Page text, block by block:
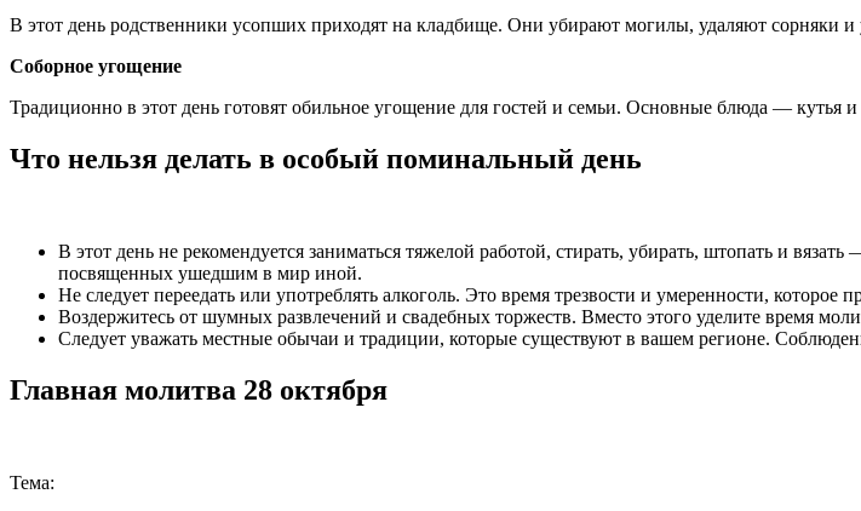
В этот день родственники усопших приходят на кладбище. Они убирают могилы, удаляют сорняки
Соборное угощение
Традиционно в этот день готовят обильное угощение для гостей и семьи. Основные блюда —
Что нельзя делать в особый поминальный день
В этот день не рекомендуется заниматься тяжелой работой, стирать, убирать, штопать и
посвященных ушедшим в мир иной.
Не следует переедать или употреблять алкоголь. Это время трезвости и умеренности,
Воздержитесь от шумных развлечений и свадебных торжеств. Вместо этого уделите время
Следует уважать местные обычаи и традиции, которые существуют в вашем регионе.
Главная молитва 28 октября
Тема: